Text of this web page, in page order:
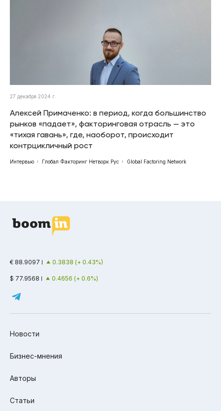
27 декабря 2024 г.
Алексей Примаченко: в период, когда большинство
рынков «падает», факторинговая отрасль — это
«тихая гавань», где, наоборот, происходит
контрцикличный рост
Интервью Глобал Факторинг Нетворк Рус Global Factoring Network
€ 88.9097 0.3838 (+ 0.43%)
$ 77.9568 0.4656 (+ 0.6%)
Новости
Бизнес-мнения
Авторы
Статьи